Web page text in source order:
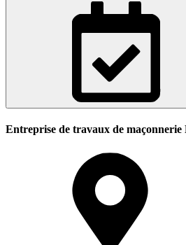
Entreprise de travaux de maçonnerie